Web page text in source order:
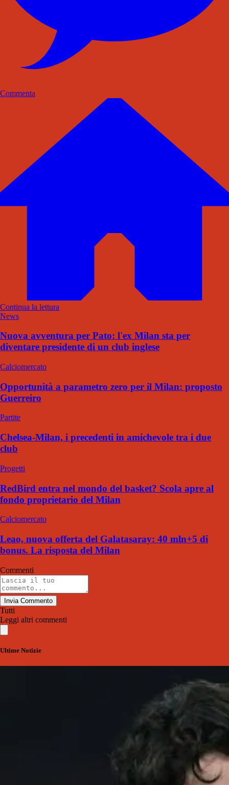
Commenta
Continua la lettura
News
Nuova avventura per Pato: l'ex Milan sta per
diventare presidente di un club inglese
Calciomercato
Opportunità a parametro zero per il Milan: proposto
Guerreiro
Partite
Chelsea-Milan, i precedenti in amichevole tra i due
club
Progetti
RedBird entra nel mondo del basket? Scola apre al
fondo proprietario del Milan
Calciomercato
Leao, nuova offerta del Galatasaray: 40 mln+5 di
bonus. La risposta del Milan
Commenti
Invia Commento
Tutti
Leggi altri commenti
Ultime Notizie